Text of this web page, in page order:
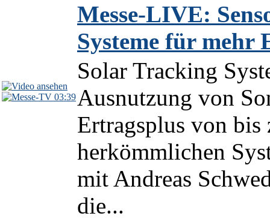
03:39
Messe-LIVE:
Systeme für mehr
Solar Tracking
Ausnutzung von
Ertragsplus von bis
herkömmlichen
mit Andreas
die...